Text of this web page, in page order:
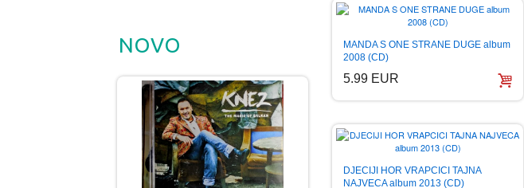
MANDA S ONE STRANE DUGE album
2008 (CD)
5.99 EUR
DJECIJI HOR VRAPCICI TAJNA
NAJVECA album 2013 (CD)
NOVO